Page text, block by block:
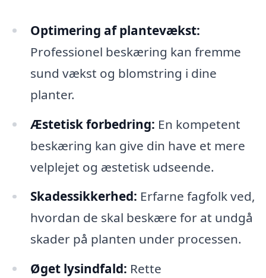
Optimering af plantevækst:
Professionel beskæring kan fremme
sund vækst og blomstring i dine
planter.
Æstetisk forbedring: En kompetent
beskæring kan give din have et mere
velplejet og æstetisk udseende.
Skadessikkerhed: Erfarne fagfolk ved,
hvordan de skal beskære for at undgå
skader på planten under processen.
Øget lysindfald: Rette